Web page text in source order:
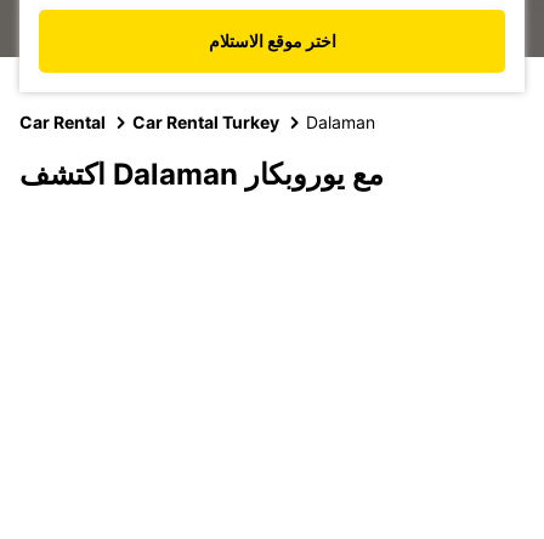
اختر موقع الاستلام
Car Rental Car Rental Turkey Dalaman
اكتشف Dalaman مع يوروبكار